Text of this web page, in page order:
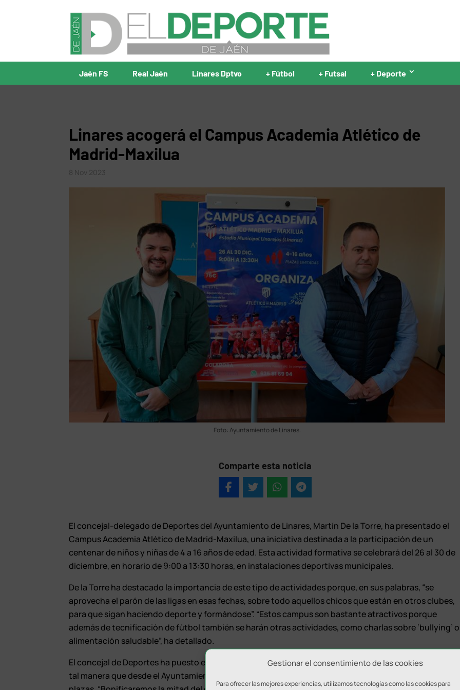
Gestionar el consentimiento de las cookies
Para ofrecer las mejores experiencias, utilizamos tecnologías como las cookies para
Jaén FS Real Jaén Linares Dptvo + Fútbol + Futsal + Deporte
Linares acogerá el Campus Academia Atlético de
Madrid-Maxilua
Foto: Ayuntamiento de Linares.
Comparte esta noticia
El concejal-delegado de Deportes del Ayuntamiento de Linares, Martín De la Torre, ha presentado el
Campus Academia Atlético de Madrid-Maxilua, una iniciativa destinada a la participación de un
centenar de niños y niñas de 4 a 16 años de edad. Esta actividad formativa se celebrará del 26 al 30 de
diciembre, en horario de 9:00 a 13:30 horas, en instalaciones deportivas municipales.
De la Torre ha destacado la importancia de este tipo de actividades porque, en sus palabras, “se
aprovecha el parón de las ligas en esas fechas, sobre todo aquellos chicos que están en otros clubes,
para que sigan haciendo deporte y formándose”. “Estos campus son bastante atractivos porque
además de tecnificación de fútbol también se harán otras actividades, como charlas sobre ‘bullying’ o
alimentación saludable”, ha detallado.
El concejal de Deportes ha puesto en valor el apoyo de su área para la celebración de este Campus, de
tal manera que desde el Ayuntamiento se financiará el 50% del precio total de inscripción de las cien